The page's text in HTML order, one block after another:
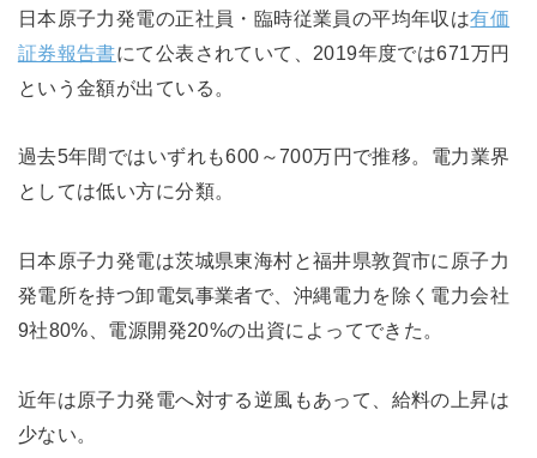
日本原子力発電の正社員・臨時従業員の平均年収は有価
証券報告書にて公表されていて、2019年度では671万円
という金額が出ている。
過去5年間ではいずれも600～700万円で推移。電力業界
としては低い方に分類。
日本原子力発電は茨城県東海村と福井県敦賀市に原子力
発電所を持つ卸電気事業者で、沖縄電力を除く電力会社
9社80%、電源開発20%の出資によってできた。
近年は原子力発電へ対する逆風もあって、給料の上昇は
少ない。